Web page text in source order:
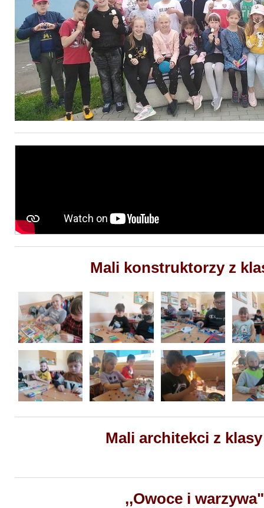
Mali konstruktorzy z
Mali architekci z klasy
,,Owoce i warzywa"